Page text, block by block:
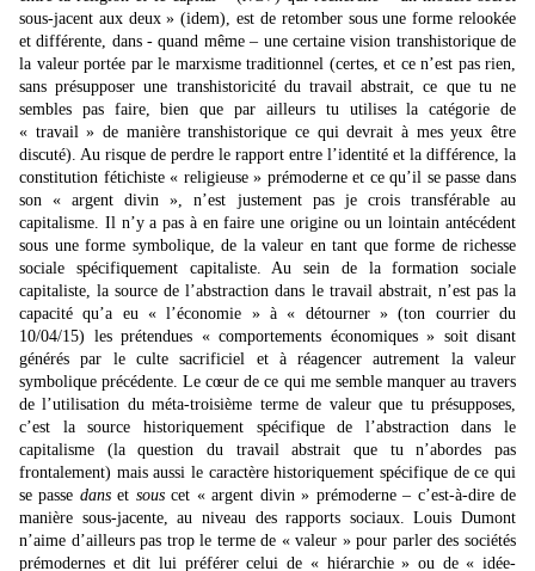
sous-jacent aux deux » (idem), est de retomber sous une forme relookée
et différente, dans - quand même – une certaine vision transhistorique de
la valeur portée par le marxisme traditionnel (certes, et ce n’est pas rien,
sans présupposer une transhistoricité du travail abstrait, ce que tu ne
sembles pas faire, bien que par ailleurs tu utilises la catégorie de
« travail » de manière transhistorique ce qui devrait à mes yeux être
discuté). Au risque de perdre le rapport entre l’identité et la différence, la
constitution fétichiste « religieuse » prémoderne et ce qu’il se passe dans
son « argent divin », n’est justement pas je crois transférable au
capitalisme. Il n’y a pas à en faire une origine ou un lointain antécédent
sous une forme symbolique, de la valeur en tant que forme de richesse
sociale spécifiquement capitaliste. Au sein de la formation sociale
capitaliste, la source de l’abstraction dans le travail abstrait, n’est pas la
capacité qu’a eu « l’économie » à « détourner » (ton courrier du
10/04/15) les prétendues « comportements économiques » soit disant
générés par le culte sacrificiel et à réagencer autrement la valeur
symbolique précédente. Le cœur de ce qui me semble manquer au travers
de l’utilisation du méta-troisième terme de valeur que tu présupposes,
c’est la source historiquement spécifique de l’abstraction dans le
capitalisme (la question du travail abstrait que tu n’abordes pas
frontalement) mais aussi le caractère historiquement spécifique de ce qui
se passe danset souscet « argent divin » prémoderne – c’est-à-dire de
manière sous-jacente, au niveau des rapports sociaux. Louis Dumont
n’aime d’ailleurs pas trop le terme de « valeur » pour parler des sociétés
prémodernes et dit lui préférer celui de « hiérarchie » ou de « idée-